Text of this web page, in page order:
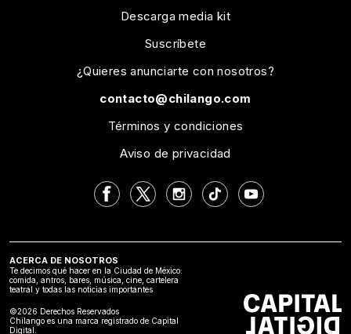
Descarga media kit
Suscríbete
¿Quieres anunciarte con nosotros?
contacto@chilango.com
Términos y condiciones
Aviso de privacidad
ACERCA DE NOSOTROS
Te decimos qué hacer en la Ciudad de México:
comida, antros, bares, música, cine, cartelera
teatral y todas las noticias importantes
©2026 Derechos Reservados
Chilango es una marca registrado de Capital
Digital.